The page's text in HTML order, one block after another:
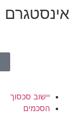
אינסטגרם
יישוב סכסוך
הסכמים